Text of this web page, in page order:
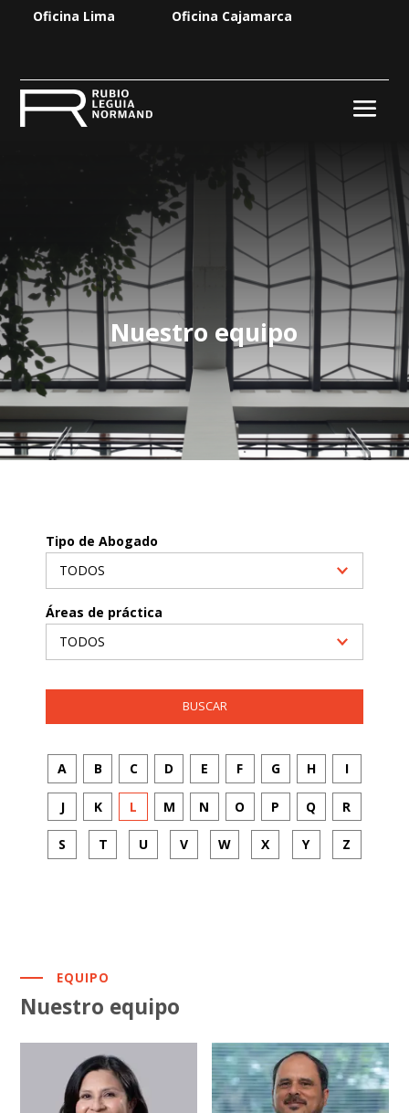
Oficina Lima Oficina Cajamarca
Nuestro equipo
Tipo de Abogado
Áreas de práctica
A B C D E F G H I
J K L M N O P Q R
S T U V W X Y Z
EQUIPO
Nuestro equipo